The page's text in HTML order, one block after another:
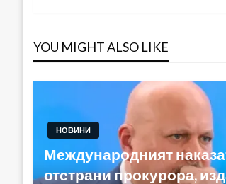
YOU MIGHT ALSO LIKE
НОВИНИ
Международният
отстрани прокурора,